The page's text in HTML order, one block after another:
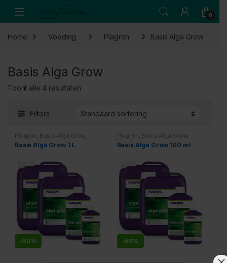
Open 0
Home Voeding Plagron Basis Alga Grow
Basis Alga Grow
Toont alle 4 resultaten
Filters
Plagron, Basis Alga Grow,
Voeding
Basis Alga Grow 1 L
-50%
Plagron, Basis Alga Grow,
Voeding
Basis Alga Grow 100 ml
-50%